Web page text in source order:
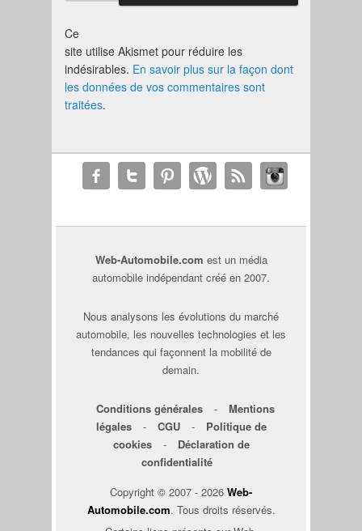
Ce
site utilise Akismet pour réduire les
indésirables. En savoir plus sur la façon dont
les données de vos commentaires sont
traitées.
Web-Automobile.com est un média
automobile indépendant créé en 2007.
Nous analysons les évolutions du marché
automobile, les nouvelles technologies et les
tendances qui façonnent la mobilité de
demain.
Conditions générales -
Mentions
légales
- CGU -
Politique de
cookies
-
Déclaration de
confidentialité
Copyright © 2007 - 2026 Web-
Automobile.com. Tous droits réservés.